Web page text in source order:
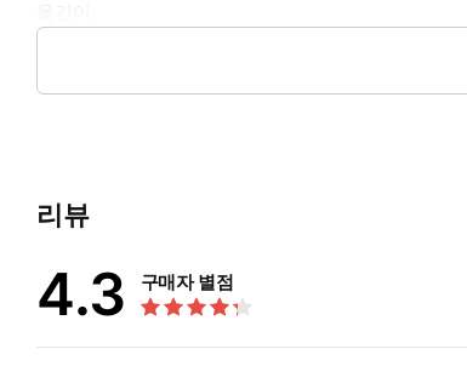
서울대학교 천문학과를 졸업한 뒤 같은 학교 대학원
리뷰
4.3 구매자 별점